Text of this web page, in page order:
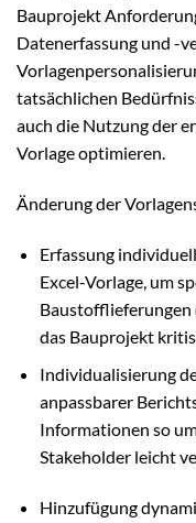
Bauprojekt
Datenerfassung und -
tatsächlichen
auch die Nutzung der
Vorlage optimieren.
Änderung der
Erfassung
Excel-Vorlage, um
Baustofflieferungen
das Bauprojekt
Individualisierung
anpassbarer
Informationen so
Stakeholder leicht
Hinzufügung